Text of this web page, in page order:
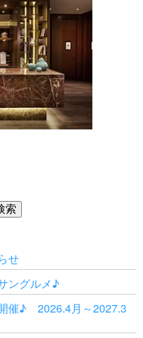
せ
ングルメ♪
催♪ 2026.4月～2027.3